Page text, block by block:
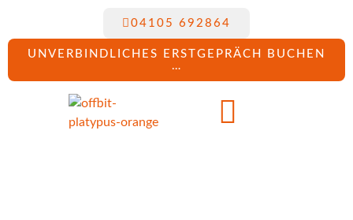
UNVERBINDLICHES ERSTGEPRÄCH BUCHEN
…
04105 692864